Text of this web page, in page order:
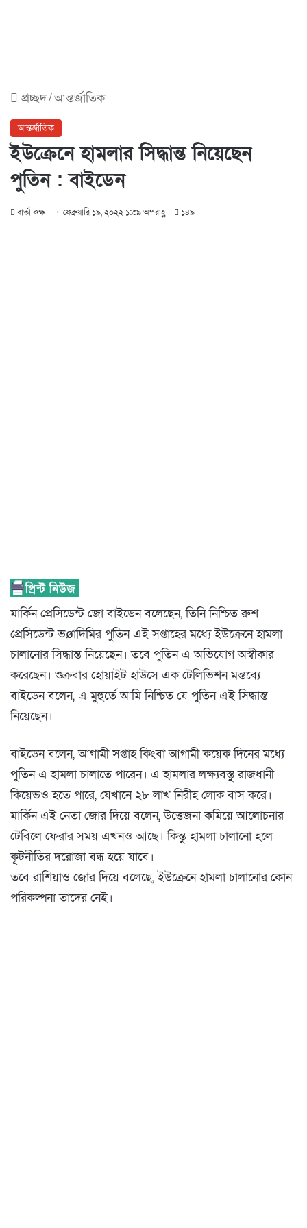
প্রচ্ছদ/আন্তর্জাতিক
আন্তর্জাতিক
ইউক্রেনে হামলার সিদ্ধান্ত নিয়েছেন
পুতিন : বাইডেন
বার্তা কক্ষ ফেব্রুয়ারি ১৯, ২০২২ ১:৩৯ অপরাহ্ণ ১৪৯
মার্কিন প্রেসিডেন্ট জো বাইডেন বলেছেন, তিনি নিশ্চিত রুশ
প্রেসিডেন্ট ভøাদিমির পুতিন এই সপ্তাহের মধ্যে ইউক্রেনে হামলা
চালানোর সিদ্ধান্ত নিয়েছেন। তবে পুতিন এ অভিযোগ অস্বীকার
করেছেন। শুক্রবার হোয়াইট হাউসে এক টেলিভিশন মন্তব্যে
বাইডেন বলেন, এ মুহুর্তে আমি নিশ্চিত যে পুতিন এই সিদ্ধান্ত
নিয়েছেন।
বাইডেন বলেন, আগামী সপ্তাহ কিংবা আগামী কয়েক দিনের মধ্যে
পুতিন এ হামলা চালাতে পারেন। এ হামলার লক্ষ্যবস্তুু রাজধানী
কিয়েভও হতে পারে, যেখানে ২৮ লাখ নিরীহ লোক বাস করে।
মার্কিন এই নেতা জোর দিয়ে বলেন, উত্তেজনা কমিয়ে আলোচনার
টেবিলে ফেরার সময় এখনও আছে। কিন্তু হামলা চালানো হলে
কূটনীতির দরোজা বন্ধ হয়ে যাবে।
তবে রাশিয়াও জোর দিয়ে বলেছে, ইউক্রেনে হামলা চালানোর কোন
পরিকল্পনা তাদের নেই।